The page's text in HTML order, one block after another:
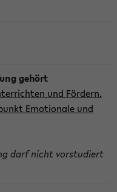
und Fördern.
Emotionale und
darf nicht vorstudiert